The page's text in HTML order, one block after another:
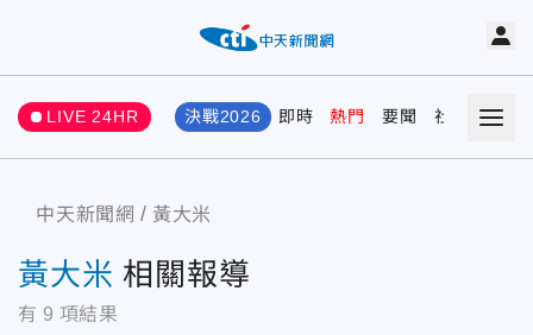
LIVE 24HR 決戰2026 即時 熱門 要聞 社會 娛樂
中天新聞網 黃大米
黃大米 相關報導
有 9 項結果